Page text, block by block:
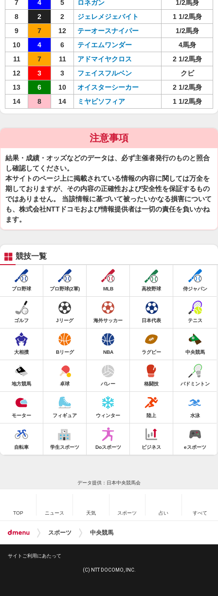
7
4 5 ロネガン
1/2馬身
8
2 2 ジェレメジェバイト
1 1/2馬身
9
7 12 テーオースナイパー
1/2馬身
10
4 6 テイエムワンダー
4馬身
11
7 11 アドマイヤクロス
2 1/2馬身
12
3 3 フェイスフルベン
クビ
13
6 10 オイスターシーカー
2 1/2馬身
14
8 14 ミヤビソフィア 1 1/2馬身
注意事項
結果・成績・オッズなどのデータは、必ず主催者発行のものと照合
し確認してください。
本サイトのページ上に掲載されている情報の内容に関しては万全を
期しておりますが、その内容の正確性および安全性を保証するもの
ではありません。 当該情報に基づいて被ったいかなる損害について
も、株式会社NTTドコモおよび情報提供者は一切の責任を負いかね
ます。
競技一覧
プロ野球 プロ野球(2軍) MLB 高校野球 侍ジャパン
ゴルフ Jリーグ 海外サッカー 日本代表 テニス
大相撲 Bリーグ NBA ラグビー 中央競馬
地方競馬 卓球 バレー 格闘技 バドミントン
モーター フィギュア ウィンター 陸上 水泳
自転車 学生スポーツ Doスポーツ ビジネス eスポーツ
データ提供：日本中央競馬会
TOP ニュース 天気 スポーツ 占い すべて
スポーツ 中央競馬
サイトご利用にあたって
(C) NTT DOCOMO, INC.